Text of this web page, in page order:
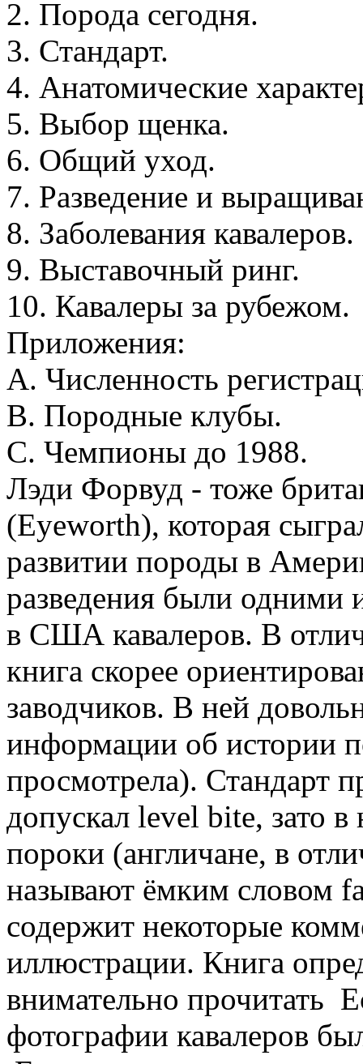
2. Порода сегодня.
3. Стандарт.
4. Анатомические
5. Выбор щенка.
6. Общий уход.
7. Разведение и
8. Заболевания кавалеров.
9. Выставочный ринг.
10. Кавалеры за рубежом.
Приложения:
А. Численность
B. Породные клубы.
С. Чемпионы до 1988.
Лэди Форвуд - тоже
(Eyeworth), которая
развитии породы в
разведения были одними
в США кавалеров. В
книга скорее
заводчиков. В ней
информации об истории
просмотрела). Стандарт
допускал level bite, зато
пороки (англичане, в
называют ёмким словом
содержит некоторые
иллюстрации. Книга
внимательно прочитать
фотографии кавалеров